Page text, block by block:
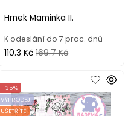
Hrnek Maminka II.
K odeslání do 7 prac. dnů
110.3 Kč 169.7 Kč
- 35%
VÝPRODEJ
UŠETŘÍTE